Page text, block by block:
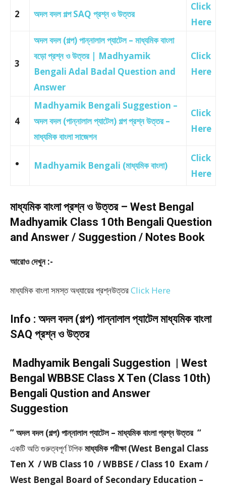
2 অদল বদল গল্প SAQ প্রশ্ন ও উত্তর
Click
Here
3
অদল বদল (গল্প) পান্নালাল প্যাটেল – মাধ্যমিক বাংলা
বড়ো প্রশ্ন ও উত্তর | Madhyamik
Bengali Adal Badal Question and
Answer
Click
Here
4
Madhyamik Bengali Suggestion –
অদল বদল (পান্নালাল প্যাটেল) গল্প প্রশ্ন উত্তর –
মাধ্যমিক বাংলা সাজেশন
Click
Here
Madhyamik Bengali (মাধ্যমিক বাংলা)
Click
Here
মাধ্যমিক বাংলা প্রশ্ন ও উত্তর – West Bengal
Madhyamik Class 10th Bengali Question
and Answer / Suggestion / Notes Book
আরোও দেখুন :-
মাধ্যমিক বাংলা সমস্ত অধ্যায়ের প্রশ্নউত্তরClick Here
Info : অদল বদল (গল্প) পান্নালাল প্যাটেল মাধ্যমিক বাংলা
SAQ প্রশ্ন ও উত্তর
Madhyamik Bengali Suggestion | West
Bengal WBBSE Class X Ten (Class 10th)
Bengali Qustion and Answer
Suggestion
” অদল বদল (গল্প) পান্নালাল প্যাটেল – মাধ্যমিক বাংলা প্রশ্ন উত্তর “
একটি অতি গুরুত্বপূর্ণ টপিকমাধ্যমিক পরীক্ষা (West Bengal Class
Ten X / WB Class 10 / WBBSE / Class 10 Exam /
West Bengal Board of Secondary Education –